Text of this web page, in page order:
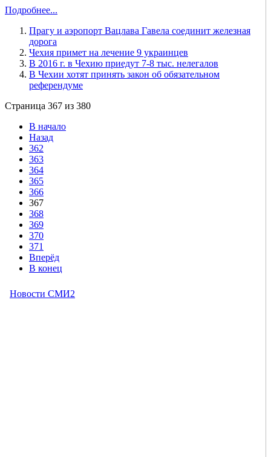
Подробнее...
Прагу и аэропорт Вацлава Гавела соединит железная
дорога
Чехия примет на лечение 9 украинцев
В 2016 г. в Чехию приедут 7-8 тыс. нелегалов
В Чехии хотят принять закон об обязательном
референдуме
Страница 367 из 380
В начало
Назад
362
363
364
365
366
367
368
369
370
371
Вперёд
В конец